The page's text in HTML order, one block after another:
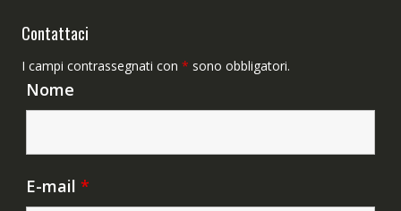
Contattaci
I campi contrassegnati con * sono obbligatori.
Nome
E-mail *